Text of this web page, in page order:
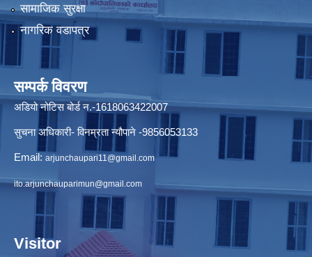
सामाजिक सुरक्षा
नागरिक वडापत्र
सम्पर्क विवरण
अडियो नोटिस बोर्ड न.-1618063422007
सुचना अधिकारी- विनम्रता न्यौपाने -9856053133
Email: arjunchaupari11@gmail.com
ito.arjunchauparimun@gmail.com
Visitor